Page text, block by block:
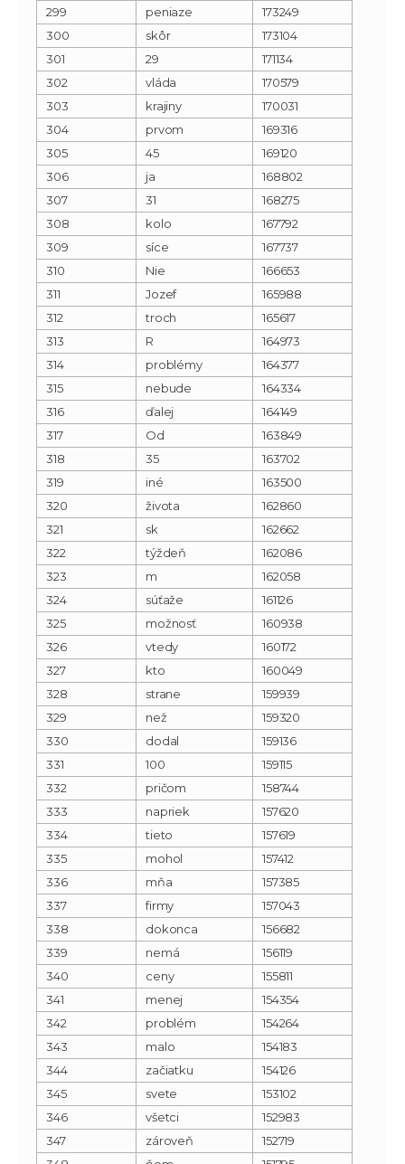
299 peniaze
173249
300
skôr
173104
301
29
171134
302
vláda
170579
303
krajiny
170031
304
prvom
169316
305
45
169120
306
ja
168802
307
31
168275
308
kolo
167792
309
síce
167737
310
Nie
166653
311
Jozef
165988
312
troch
165617
313
R
164973
314
problémy
164377
315
nebude
164334
316
ďalej
164149
317
Od
163849
318
35
163702
319
iné
163500
320
života
162860
321
sk
162662
322
týždeň
162086
323
m
162058
324
súťaže
161126
325
možnosť
160938
326
vtedy
160172
327
kto
160049
328
strane
159939
329
než
159320
330
dodal
159136
331
100
159115
332
pričom
158744
333
napriek
157620
334
tieto
157619
335
mohol
157412
336
mňa
157385
337
firmy
157043
338
dokonca
156682
339
nemá
156119
340
ceny
155811
341
menej
154354
342
problém
154264
343
malo
154183
344
začiatku
154126
345
svete
153102
346
všetci
152983
347
zároveň
152719